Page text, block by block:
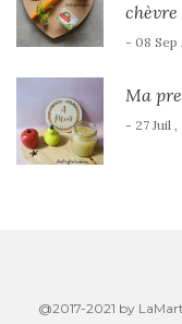
chèvre
- 08 Sep
Ma
- 27 Juil ,
@2017-2021 by